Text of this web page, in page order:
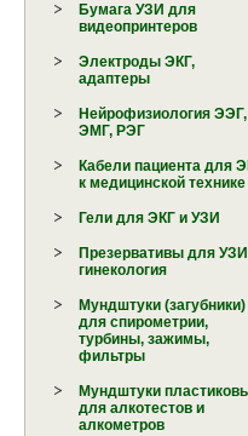
Бумага УЗИ для
видеопринтеров
Электроды ЭКГ,
адаптеры
Нейрофизиология ЭЭГ,
ЭМГ, РЭГ
Кабели пациента для
к медицинской технике
Гели для ЭКГ и УЗИ
Презервативы для
гинекология
Мундштуки (загубники)
для спирометрии,
турбины, зажимы,
фильтры
Мундштуки
для алкотестов и
алкометров